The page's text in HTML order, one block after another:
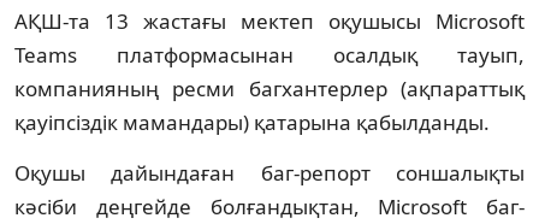
АҚШ-та 13 жастағы мектеп оқушысы Microsoft
Teams платформасынан осалдық тауып,
компанияның ресми багхантерлер (ақпараттық
қауіпсіздік мамандары) қатарына қабылданды.
Оқушы дайындаған баг-репорт соншалықты
кәсіби деңгейде болғандықтан, Microsoft баг-